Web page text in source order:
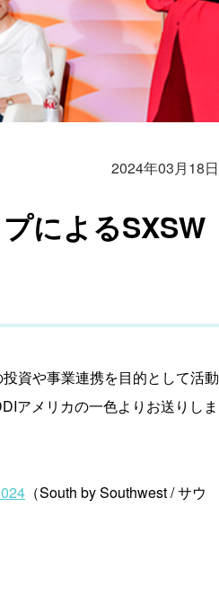
2024年03月18日
によるSXSW
資や事業連携を目的として活動
アメリカの一色よりお送りしま
（South by Southwest / サウ